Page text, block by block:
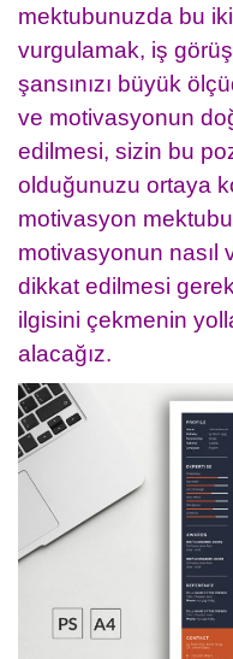
mektubunuzda bu
vurgulamak, iş
şansınızı büyük
ve motivasyonun
edilmesi, sizin bu
olduğunuzu ortaya
motivasyon
motivasyonun nasıl
dikkat edilmesi
ilgisini çekmenin
alacağız.